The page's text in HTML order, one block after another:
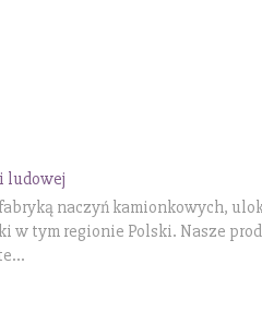
ludowej
naczyń kamionkowych,
w tym regionie Polski. Nasze